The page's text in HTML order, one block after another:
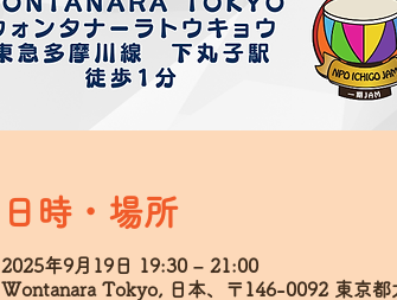
日時・場所
2025年9月19日 19:30 – 21:00
Wontanara Tokyo, 日本、〒146-0092 東京都